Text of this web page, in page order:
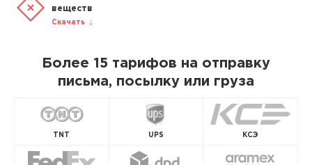
веществ
Скачать
Более 15 тарифов на отправку
письма, посылку или груза
TNT UPS КСЭ